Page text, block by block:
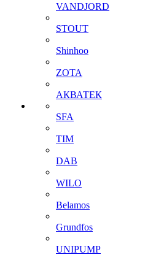
VANDJORD
STOUT
Shinhoo
ZOTA
АКВАТЕК
SFA
TIM
DAB
WILO
Belamos
Grundfos
UNIPUMP